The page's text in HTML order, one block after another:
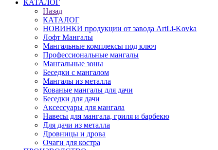
КАТАЛОГ
Назад
КАТАЛОГ
НОВИНКИ продукции от завода ArtLi-Kovka
Лофт Мангалы
Мангальные комплексы под ключ
Профессиональные мангалы
Мангальные зоны
Беседки с мангалом
Мангалы из металла
Кованые мангалы для дачи
Беседки для дачи
Аксессуары для мангала
Навесы для мангала, гриля и барбекю
Для дачи из металла
Дровницы и дрова
Очаги для костра